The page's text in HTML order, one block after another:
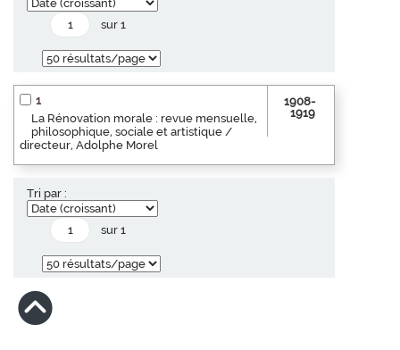
sur 1
1
La Rénovation morale : revue mensuelle,
philosophique, sociale et artistique /
directeur, Adolphe Morel
1908-
1919
Tri par :
sur 1